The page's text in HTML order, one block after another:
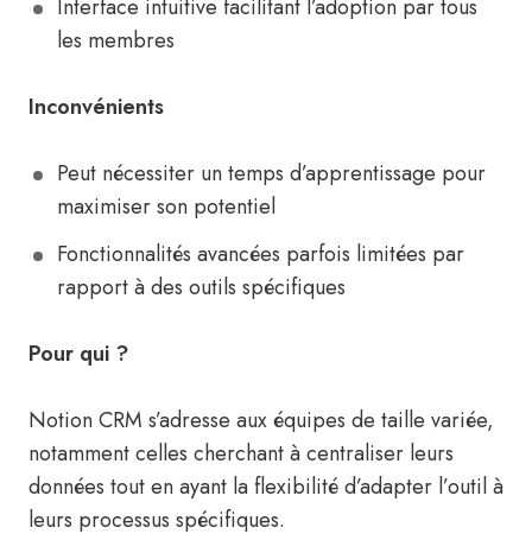
Interface intuitive facilitant l’adoption par tous
les membres
Inconvénients
Peut nécessiter un temps d’apprentissage pour
maximiser son potentiel
Fonctionnalités avancées parfois limitées par
rapport à des outils spécifiques
Pour qui ?
Notion CRM s’adresse aux équipes de taille variée,
notamment celles cherchant à centraliser leurs
données tout en ayant la flexibilité d’adapter l’outil à
leurs processus spécifiques.